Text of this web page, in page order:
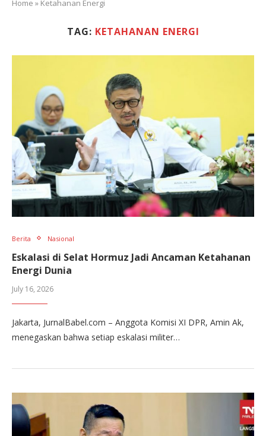
Home » Ketahanan Energi
TAG: KETAHANAN ENERGI
Berita Nasional
Eskalasi di Selat Hormuz Jadi Ancaman Ketahanan
Energi Dunia
July 16, 2026
Jakarta, JurnalBabel.com – Anggota Komisi XI DPR, Amin Ak,
menegaskan bahwa setiap eskalasi militer…